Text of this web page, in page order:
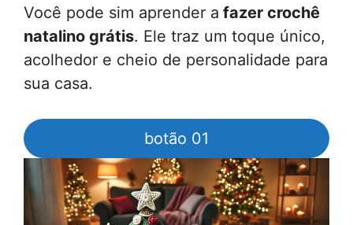
Você pode sim aprender a fazer crochê
natalino grátis. Ele traz um toque único,
acolhedor e cheio de personalidade para
sua casa.
botão 01